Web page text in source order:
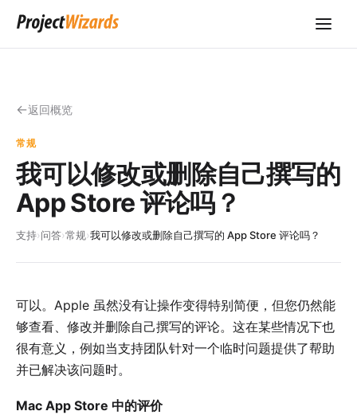
返回概览
常规
我可以修改或删除自己撰写的
App Store 评论吗？
支持›问答›常规›我可以修改或删除自己撰写的 App Store 评论吗？
可以。Apple 虽然没有让操作变得特别简便，但您仍然能
够查看、修改并删除自己撰写的评论。这在某些情况下也
很有意义，例如当支持团队针对一个临时问题提供了帮助
并已解决该问题时。
Mac App Store 中的评价